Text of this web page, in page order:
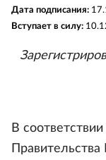
Дата подписания:
Вступает в силу:
В